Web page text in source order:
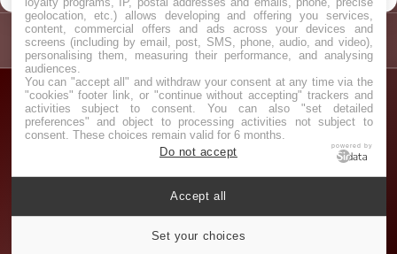
Contact|Politique de Confidentialité
© 2026 https://arts-martiaux.net/
geolocation, etc.) allows developing and offering you services,
content, commercial offers and ads across your devices and
screens (including by email, post, SMS, phone, audio, and video),
personalising them, measuring their performance, and analysing
audiences.
You can "accept all" and withdraw your consent at any time via the
"cookies" footer link, or "continue without accepting" trackers and
activities subject to consent. You can also "set detailed
preferences" and object to processing activities not subject to
consent. These choices remain valid for 6 months.
Do not accept
powered by
Set your choices
Accept all